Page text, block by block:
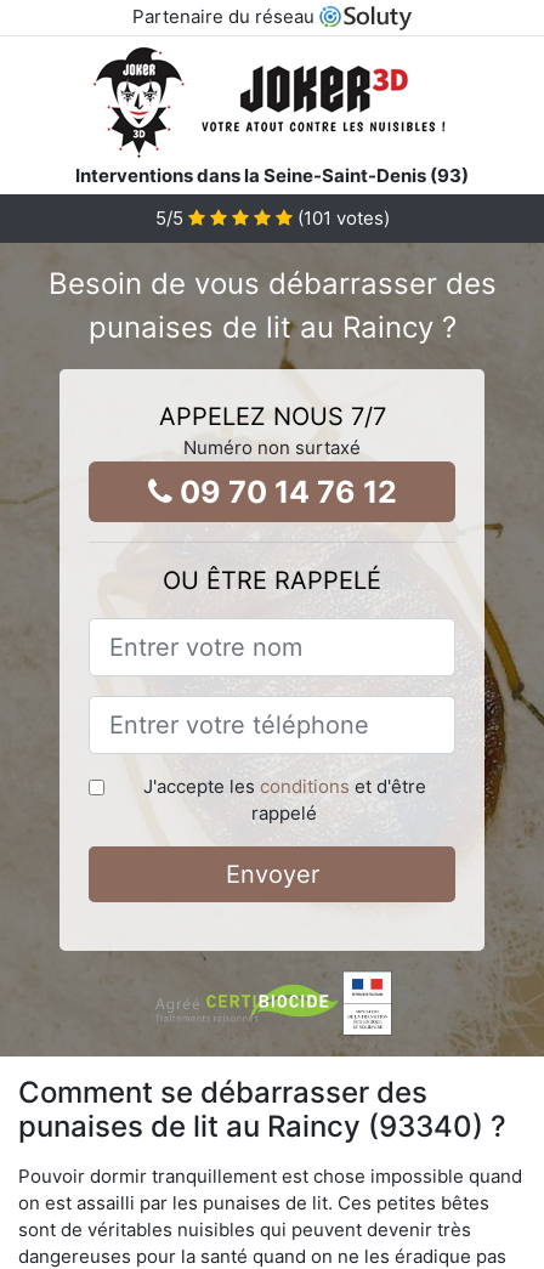
Partenaire du réseau
Interventions dans la Seine-Saint-Denis (93)
5/5 (101 votes)
Besoin de vous débarrasser des
punaises de lit au Raincy ?
APPELEZ NOUS 7/7
Numéro non surtaxé
09 70 14 76 12
OU ÊTRE RAPPELÉ
J'accepte les conditions et d'être
rappelé
Envoyer
Comment se débarrasser des
punaises de lit au Raincy (93340) ?
Pouvoir dormir tranquillement est chose impossible quand
on est assailli par les punaises de lit. Ces petites bêtes
sont de véritables nuisibles qui peuvent devenir très
dangereuses pour la santé quand on ne les éradique pas